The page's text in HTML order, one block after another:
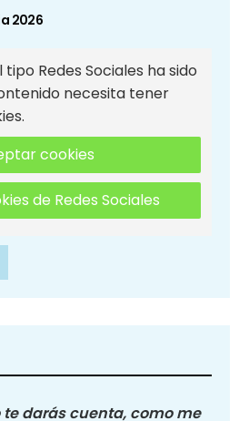
2026
Redes Sociales ha sido
necesita tener
cookies
de Redes Sociales
te darás cuenta, como me